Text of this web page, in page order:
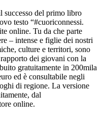
successo del primo libro
testo “#cuoriconnessi.
online. Tu da che parte
– intense e figlie dei nostri
culture e territori, sono
dei giovani con la
gratuitamente in 200mila
ed è consultabile negli
di regione. La versione
dal
online.